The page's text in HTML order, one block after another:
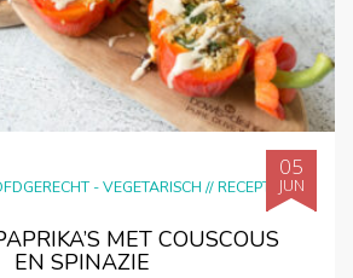
- VEGETARISCH //RECEPTEN
05
JUN
MET COUSCOUS
EN SPINAZIE